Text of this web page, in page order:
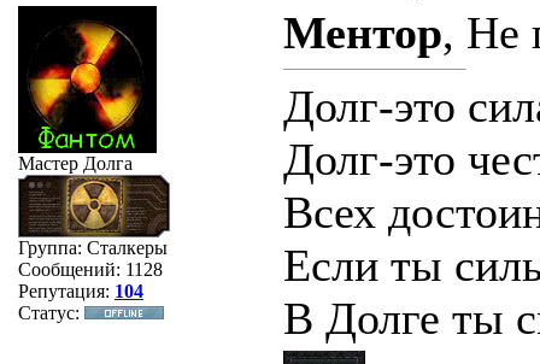
Мастер Долга
Группа: Сталкеры
Сообщений: 1128
Репутация: 104
Статус:
Ментор, Не
Долг-это
Долг-это
Всех
Если ты
В Долге ты